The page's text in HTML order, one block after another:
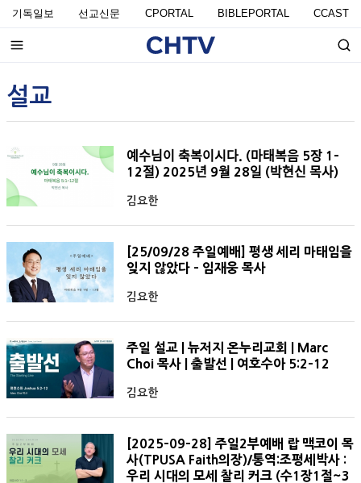
기독일보 선교신문 CPORTAL BIBLEPORTAL CCAST
설교
예수님이 축복이시다. (마태복음 5장 1-
12절) 2025년 9월 28일 (박현신 목사)
김요한
[25/09/28 주일예배] 평생 세리 마태임을
잊지 않았다 - 임재웅 목사
김요한
주일 설교 | 뉴저지 온누리교회 | Marc
Choi 목사 | 출발선 | 여호수아 5:2-12
김요한
[2025-09-28] 주일2부예배 랍 맥코이 목
사(TPUSA Faith의장)/통역:조평세박사 :
우리 시대의 모세 찰리 커크 (수1장1절~3